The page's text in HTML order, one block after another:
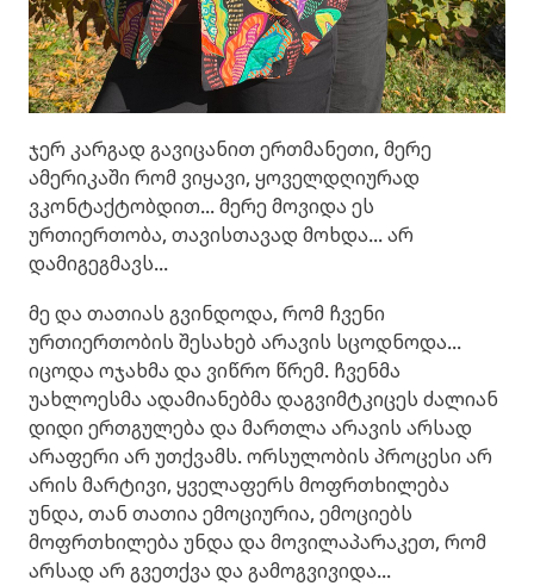
ჯერ კარგად გავიცანით ერთმანეთი, მერე
ამერიკაში რომ ვიყავი, ყოველდღიურად
ვკონტაქტობდით... მერე მოვიდა ეს
ურთიერთობა, თავისთავად მოხდა... არ
დამიგეგმავს...
მე და თათიას გვინდოდა, რომ ჩვენი
ურთიერთობის შესახებ არავის სცოდნოდა...
იცოდა ოჯახმა და ვიწრო წრემ. ჩვენმა
უახლოესმა ადამიანებმა დაგვიმტკიცეს ძალიან
დიდი ერთგულება და მართლა არავის არსად
არაფერი არ უთქვამს. ორსულობის პროცესი არ
არის მარტივი, ყველაფერს მოფრთხილება
უნდა, თან თათია ემოციურია, ემოციებს
მოფრთხილება უნდა და მოვილაპარაკეთ, რომ
არსად არ გვეთქვა და გამოგვივიდა...